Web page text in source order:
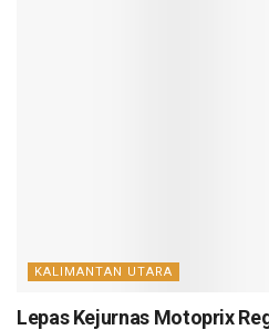
KALIMANTAN UTARA
Lepas Kejurnas Motoprix